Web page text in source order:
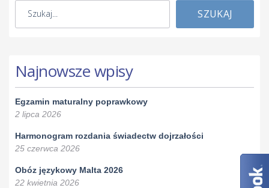
SZUKAJ
Najnowsze wpisy
Egzamin maturalny poprawkowy
2 lipca 2026
Harmonogram rozdania świadectw dojrzałości
25 czerwca 2026
Obóz językowy Malta 2026
22 kwietnia 2026